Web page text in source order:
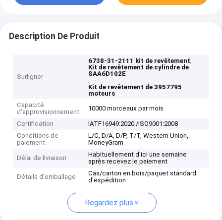
Description De Produit
Surligner
6738-31-2111 kit de revêtement,
Kit de revêtement de cylindre de
SAA6D102E
,
Kit de revêtement de 3957795
moteurs
Capacité
d'approvisionnement
10000 morceaux par mois
Certification
IATF16949:2020 /ISO9001:2008
Conditions de
paiement
L/C, D/A, D/P, T/T, Western Union,
MoneyGram
Délai de livraison
Habituellement d'ici une semaine
après recevez le paiement
Détails d'emballage
Cas/carton en bois/paquet standard
d'expédition
Regardez plus